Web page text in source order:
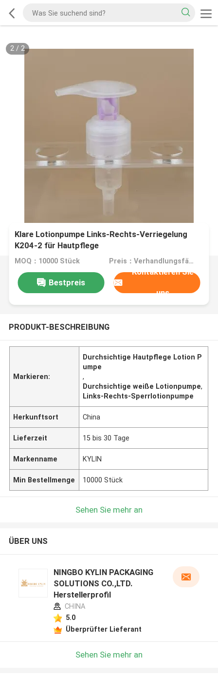
2/ 2
Klare Lotionpumpe Links-Rechts-Verriegelung
K204-2 für Hautpflege
MOQ：10000 Stück Preis：Verhandlungsfähig
Bestpreis
Kontaktieren Sie
uns
PRODUKT-BESCHREIBUNG
Markieren:
Durchsichtige Hautpflege Lotion P
umpe
,
Durchsichtige weiße Lotionpumpe,
Links-Rechts-Sperrlotionpumpe
Herkunftsort China
Lieferzeit 15 bis 30 Tage
Markenname KYLIN
Min Bestellmenge 10000 Stück
Sehen Sie mehr an
ÜBER UNS
NINGBO KYLIN PACKAGING
SOLUTIONS CO.,LTD.
Herstellerprofil
CHINA
5.0
Überprüfter Lieferant
Sehen Sie mehr an